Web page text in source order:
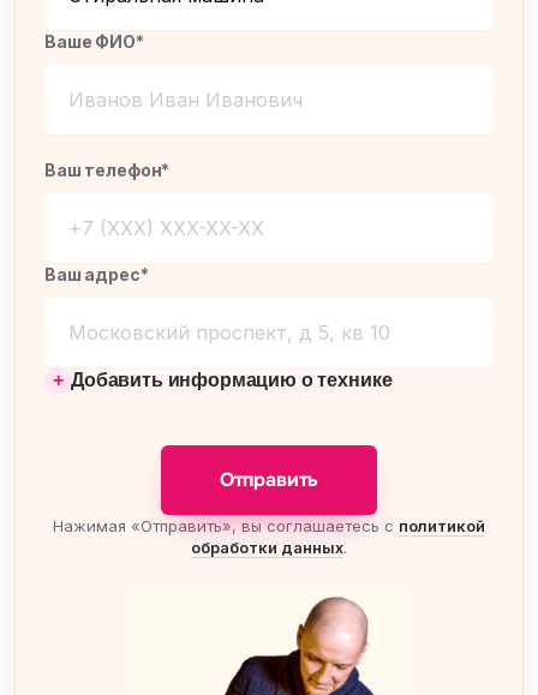
Ваше ФИО*
Ваш телефон*
Ваш адрес*
Добавить информацию о технике
Отправить
Нажимая «Отправить», вы соглашаетесь с политикой
обработки данных.